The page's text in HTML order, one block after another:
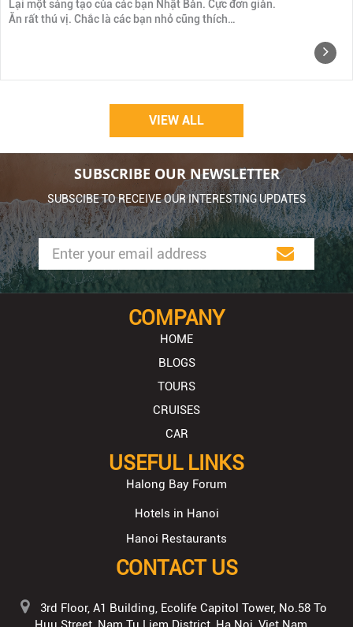
Lại một sáng tạo của các bạn Nhật Bản. Cực đơn giản.
Ăn rất thú vị. Chắc là các bạn nhỏ cũng thích…
VIEW ALL
SUBSCRIBE OUR NEWSLETTER
SUBSCIBE TO RECEIVE OUR INTERESTING UPDATES
COMPANY
HOME
BLOGS
TOURS
CRUISES
CAR
USEFUL LINKS
Halong Bay Forum
Hotels in Hanoi
Hanoi Restaurants
CONTACT US
3rd Floor, A1 Building, Ecolife Capitol Tower, No.58 To